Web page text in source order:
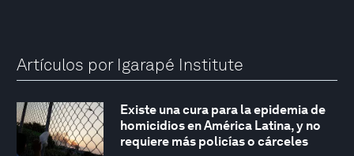
Artículos por Igarapé Institute
Existe una cura para la epidemia de
homicidios en América Latina, y no
requiere más policías o cárceles